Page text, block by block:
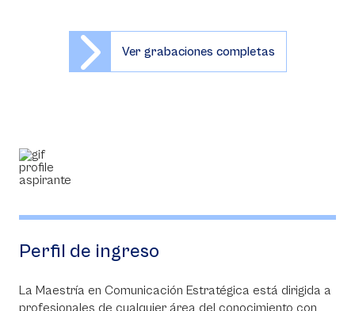
Ver grabaciones completas
Perfil de ingreso
La Maestría en Comunicación Estratégica está dirigida a
profesionales de cualquier área del conocimiento con